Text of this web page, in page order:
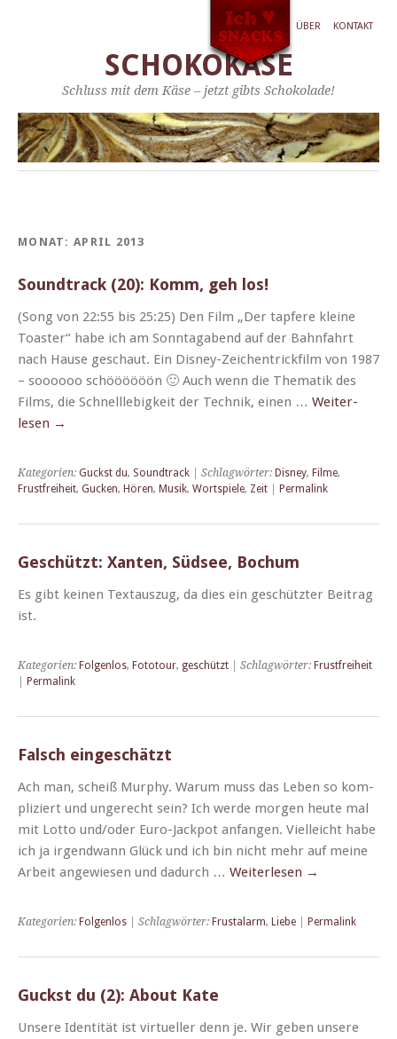
ÜBER KONTAKT
SCHOKOKÄSE
Schluss mit dem Käse – jetzt gibts Schokolade!
MONAT: APRIL 2013
Soundtrack (20): Komm, geh los!
(Song von 22:55 bis 25:25) Den Film „Der tapfere kleine
Toast­er“ habe ich am Son­ntagabend auf der Bah­n­fahrt
nach Hause geschaut. Ein Dis­­ney-Zeichen­trick­­­film von 1987
– soooooo schöööööön 🙂 Auch wenn die The­matik des
Films, die Schnel­llebigkeit der Tech­nik, einen … Weit­er­
lesen →
Kategorien: Guckst du, Soundtrack | Schlagwörter: Disney, Filme,
Frustfreiheit, Gucken, Hören, Musik, Wortspiele, Zeit Permalink
Geschützt: Xanten, Südsee, Bochum
Es gibt keinen Tex­tauszug, da dies ein geschützter Beitrag
ist.
Kategorien: Folgenlos, Fototour, geschützt | Schlagwörter: Frustfreiheit
Permalink
Falsch eingeschätzt
Ach man, scheiß Mur­phy. Warum muss das Leben so kom­
pliziert und ungerecht sein? Ich werde mor­gen heute mal
mit Lot­to und/oder Euro-Jack­­pot anfan­gen. Vielle­icht habe
ich ja irgend­wann Glück und ich bin nicht mehr auf meine
Arbeit angewiesen und dadurch … Weit­er­lesen →
Kategorien: Folgenlos | Schlagwörter: Frustalarm, Liebe Permalink
Guckst du (2): About Kate
Unsere Iden­tität ist virtueller denn je. Wir geben unsere